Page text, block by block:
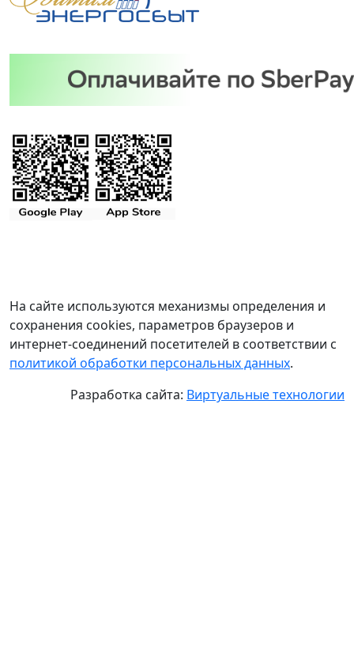
На сайте используются механизмы определения и
сохранения cookies, параметров браузеров и
интернет-соединений посетителей в соответствии с
политикой обработки персональных данных.
Разработка сайта: Виртуальные технологии